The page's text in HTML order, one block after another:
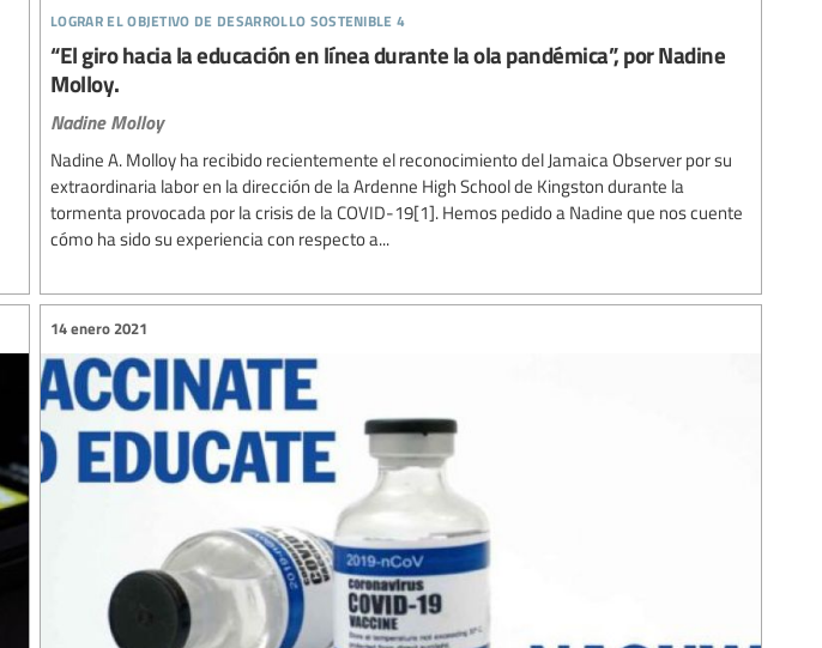
lograr el objetivo de desarrollo sostenible 4
“El giro hacia la educación en línea durante la ola pandémica”, por Nadine
Molloy.
Nadine Molloy
Nadine A. Molloy ha recibido recientemente el reconocimiento del Jamaica Observer por su
extraordinaria labor en la dirección de la Ardenne High School de Kingston durante la
tormenta provocada por la crisis de la COVID-19[1]. Hemos pedido a Nadine que nos cuente
cómo ha sido su experiencia con respecto a...
14 enero 2021